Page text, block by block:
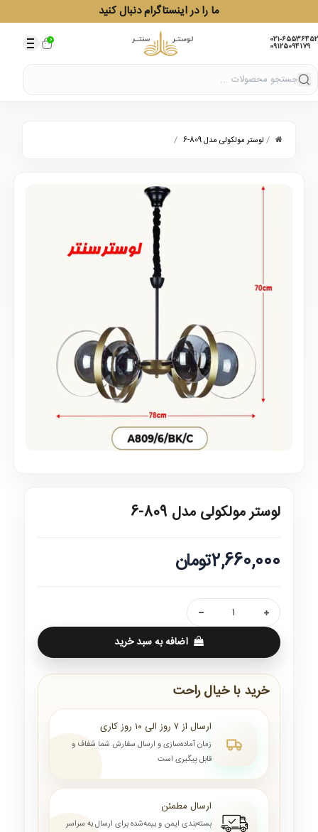
ما را در اینستاگرام دنبال کنید
021-65536452
09125094179
0
/ لوستر مولکولی مدل 809-6 /
لوستر مولکولی مدل 809-6
2,660,000تومان
اضافه به سبد خرید
خرید با خیال راحت
ارسال از ۷ روز الی ۱۰ روز کاری
زمان آماده‌سازی و ارسال سفارش شما شفاف و
قابل پیگیری است
ارسال مطمئن
بسته‌بندی ایمن و بیمه‌شده برای ارسال به سراسر